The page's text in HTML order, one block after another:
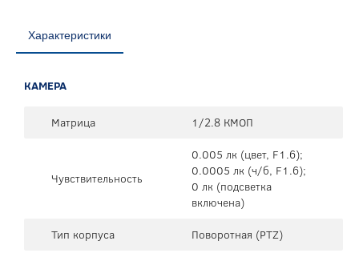
Характеристики
КАМЕРА
Матрица 1/2.8 КМОП
Чувствительность
0.005 лк (цвет, F1.6);
0.0005 лк (ч/б, F1.6);
0 лк (подсветка
включена)
Тип корпуса
Поворотная (PTZ)